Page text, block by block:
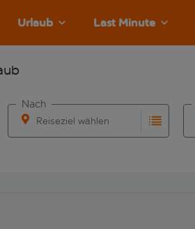
Urlaub Last Minute
Reiseziel wählen
Nach